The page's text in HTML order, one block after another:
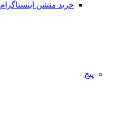
خرید منشن اینستاگرام
پیج